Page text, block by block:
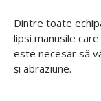
Dintre toate
lipsi manusile
este necesar să
și abraziune.